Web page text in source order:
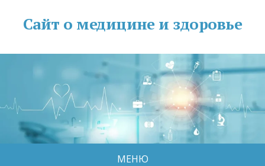
Сайт о медицине и здоровье
МЕНЮ